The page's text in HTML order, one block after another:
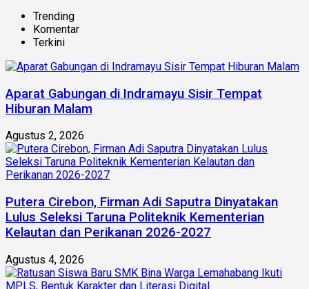
Trending
Komentar
Terkini
Aparat Gabungan di Indramayu Sisir Tempat
Hiburan Malam
Agustus 2, 2026
Putera Cirebon, Firman Adi Saputra Dinyatakan
Lulus Seleksi Taruna Politeknik Kementerian
Kelautan dan Perikanan 2026-2027
Agustus 4, 2026